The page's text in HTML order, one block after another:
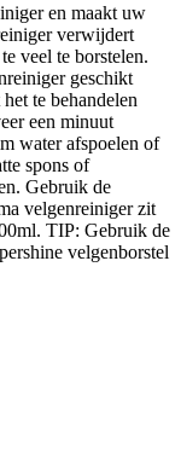
en maakt uw
verwijdert
veel te borstelen.
geschikt
te behandelen
een minuut
water afspoelen of
spons of
Gebruik de
velgenreiniger zit
TIP: Gebruik de
velgenborstel